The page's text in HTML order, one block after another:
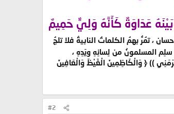
عَدَاوَةٌ كَأَنَّهُ وَلِيٌّ حَمِيمٌ
، تمُرُّ بهمُ الكلماتُ النابيةُ فلا تلجُ
المسلمونُ من لِسانِهِ ويَدِهِ ،
)) ﴿ وَالْكَاظِمِينَ الْغَيْظَ وَالْعَافِينَ
#2